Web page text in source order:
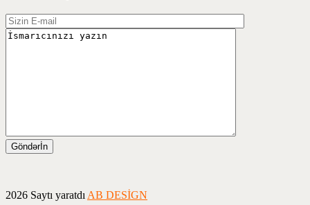
2026 Saytı yaratdı AB DESİGN